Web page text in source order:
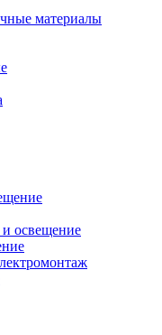
материалы
и освещение